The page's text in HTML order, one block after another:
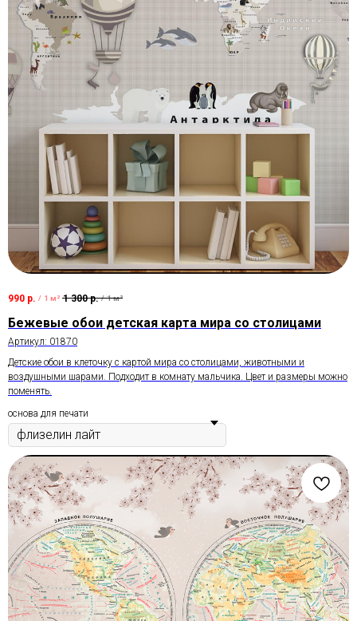
990 р. / 1 м² 1 300 р. / 1 м²
Бежевые обои детская карта мира со столицами
Артикул: 01870
Детские обои в клеточку с картой мира со столицами, животными и
воздушными шарами. Подходит в комнату мальчика. Цвет и размеры можно
поменять.
основа для печати